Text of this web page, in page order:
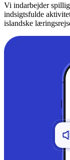
Vi indarbejder
indsigtsfulde
islandske